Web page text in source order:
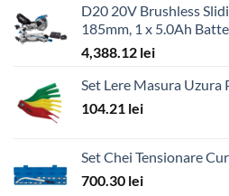
D20 20V Brushless
185mm, 1 x 5.0Ah
4,388.12 lei
Set Lere Masura Uzura
104.21 lei
Set Chei Tensionare
700.30 lei